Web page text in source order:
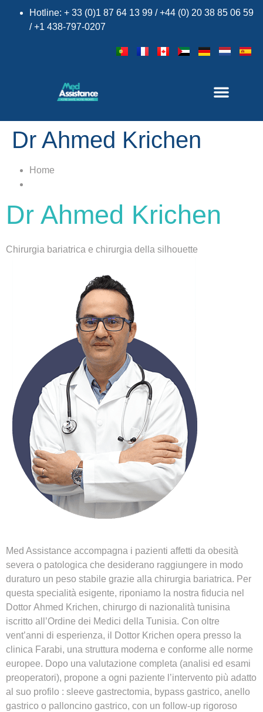
Hotline: + 33 (0)1 87 64 13 99 / +44 (0) 20 38 85 06 59
/ +1 438-797-0207
Dr Ahmed Krichen
Home
Dr Ahmed Krichen
Chirurgia bariatrica e chirurgia della silhouette
Med Assistance accompagna i pazienti affetti da obesità
severa o patologica che desiderano raggiungere in modo
duraturo un peso stabile grazie alla chirurgia bariatrica. Per
questa specialità esigente, riponiamo la nostra fiducia nel
Dottor Ahmed Krichen, chirurgo di nazionalità tunisina
iscritto all’Ordine dei Medici della Tunisia. Con oltre
vent’anni di esperienza, il Dottor Krichen opera presso la
clinica Farabi, una struttura moderna e conforme alle norme
europee. Dopo una valutazione completa (analisi ed esami
preoperatori), propone a ogni paziente l’intervento più adatto
al suo profilo : sleeve gastrectomia, bypass gastrico, anello
gastrico o palloncino gastrico, con un follow-up rigoroso